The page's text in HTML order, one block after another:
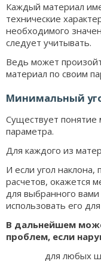
Каждый материал
технические
необходимого
следует учитывать.
Ведь может
материал по своим
Минимальный
Существует понятие
параметра.
Для каждого из
И если угол
расчетов, окажется
для выбранного
использовать его
В дальнейшем
проблем, если
для любых